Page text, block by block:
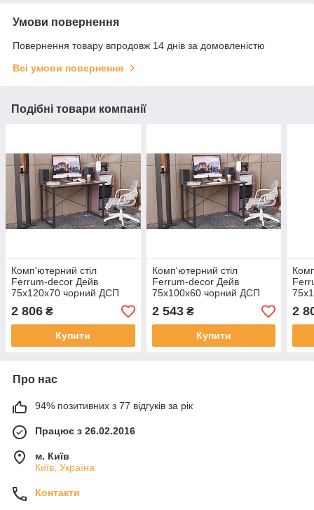
Умови повернення
Повернення товару впродовж 14 днів за домовленістю
Всі умови повернення
Подібні товари компанії
Комп'ютерний стіл
Ferrum-decor Дейв
75x120x70 чорний ДСП
Дуб Сонома Труфель
16мм (FRD-102005)
2 806 ₴
Купити
Комп'ютерний стіл
Ferrum-decor Дейв
75x100x60 чорний ДСП
Дуб Сонома Труфель
16мм (FRD-101966)
2 543₴
Купити
2
Про нас
94% позитивних з 77 відгуків за рік
Працює з 26.02.2016
м. Київ
Київ, Україна
Контакти